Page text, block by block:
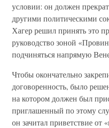
условии: он должен
другими политическими
Хагер решил принять это
руководство зоной
подчиняться напрямую
Чтобы окончательно
договоренность, было
на котором должен был
приглашенный по этому
он зачитал приветствие